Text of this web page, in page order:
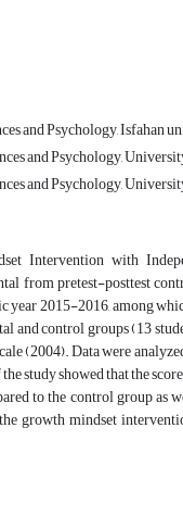
and Psychology, Isfahan
and Psychology,
and Psychology,
Intervention with
from pretest-posttest
2015-2016, among
control groups (13
(2004). Data were
study showed that the
to the control group
growth mindset